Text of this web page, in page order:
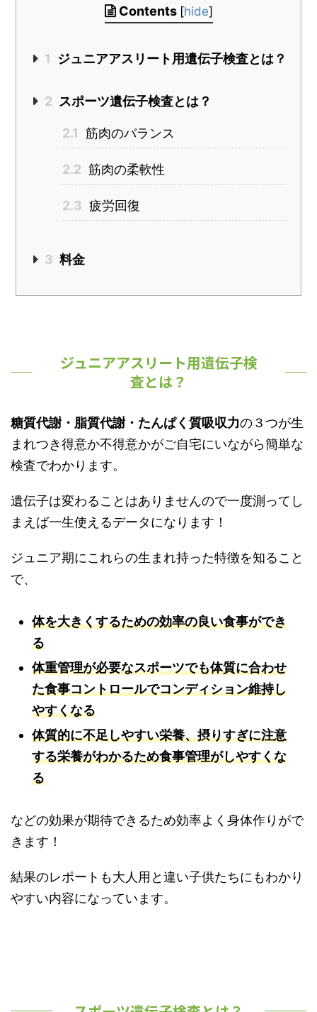
Contents [hide]
1 ジュニアアスリート用遺伝子検査とは？
2 スポーツ遺伝子検査とは？
2.1 筋肉のバランス
2.2 筋肉の柔軟性
2.3 疲労回復
3 料金
ジュニアアスリート用遺伝子検
査とは？
糖質代謝・脂質代謝・たんぱく質吸収力の３つが生
まれつき得意か不得意かがご自宅にいながら簡単な
検査でわかります。
遺伝子は変わることはありませんので一度測ってし
まえば一生使えるデータになります！
ジュニア期にこれらの生まれ持った特徴を知ること
で、
体を大きくするための効率の良い食事ができ
る
体重管理が必要なスポーツでも体質に合わせ
た食事コントロールでコンディション維持し
やすくなる
体質的に不足しやすい栄養、摂りすぎに注意
する栄養がわかるため食事管理がしやすくな
る
などの効果が期待できるため効率よく身体作りがで
きます！
結果のレポートも大人用と違い子供たちにもわかり
やすい内容になっています。